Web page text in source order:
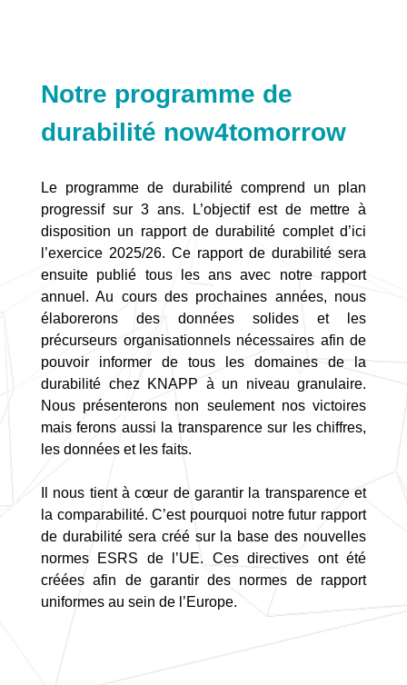
Notre programme de
durabilité now4tomorrow
Le programme de durabilité comprend un plan
progressif sur 3 ans. L’objectif est de mettre à
disposition un rapport de durabilité complet d’ici
l’exercice 2025/26. Ce rapport de durabilité sera
ensuite publié tous les ans avec notre rapport
annuel. Au cours des prochaines années, nous
élaborerons des données solides et les
précurseurs organisationnels nécessaires afin de
pouvoir informer de tous les domaines de la
durabilité chez KNAPP à un niveau granulaire.
Nous présenterons non seulement nos victoires
mais ferons aussi la transparence sur les chiffres,
les données et les faits.
Il nous tient à cœur de garantir la transparence et
la comparabilité. C’est pourquoi notre futur rapport
de durabilité sera créé sur la base des nouvelles
normes ESRS de l’UE. Ces directives ont été
créées afin de garantir des normes de rapport
uniformes au sein de l’Europe.